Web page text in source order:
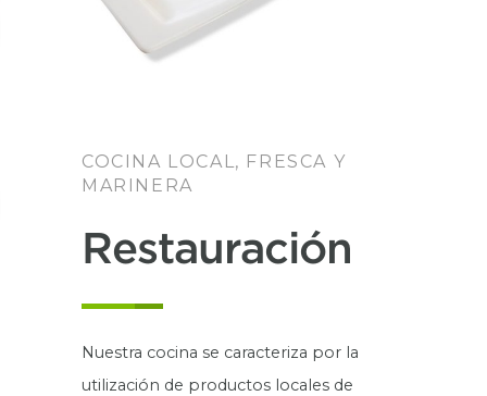
COCINA LOCAL, FRESCA Y
MARINERA
Restauración
Nuestra cocina se caracteriza por la
utilización de productos locales de